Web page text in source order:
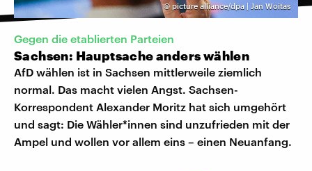
© picture alliance/dpa | Jan Woitas
Gegen die etablierten Parteien
Sachsen: Hauptsache anders wählen
AfD wählen ist in Sachsen mittlerweile ziemlich
normal. Das macht vielen Angst. Sachsen-
Korrespondent Alexander Moritz hat sich umgehört
und sagt: Die Wähler*innen sind unzufrieden mit der
Ampel und wollen vor allem eins – einen Neuanfang.